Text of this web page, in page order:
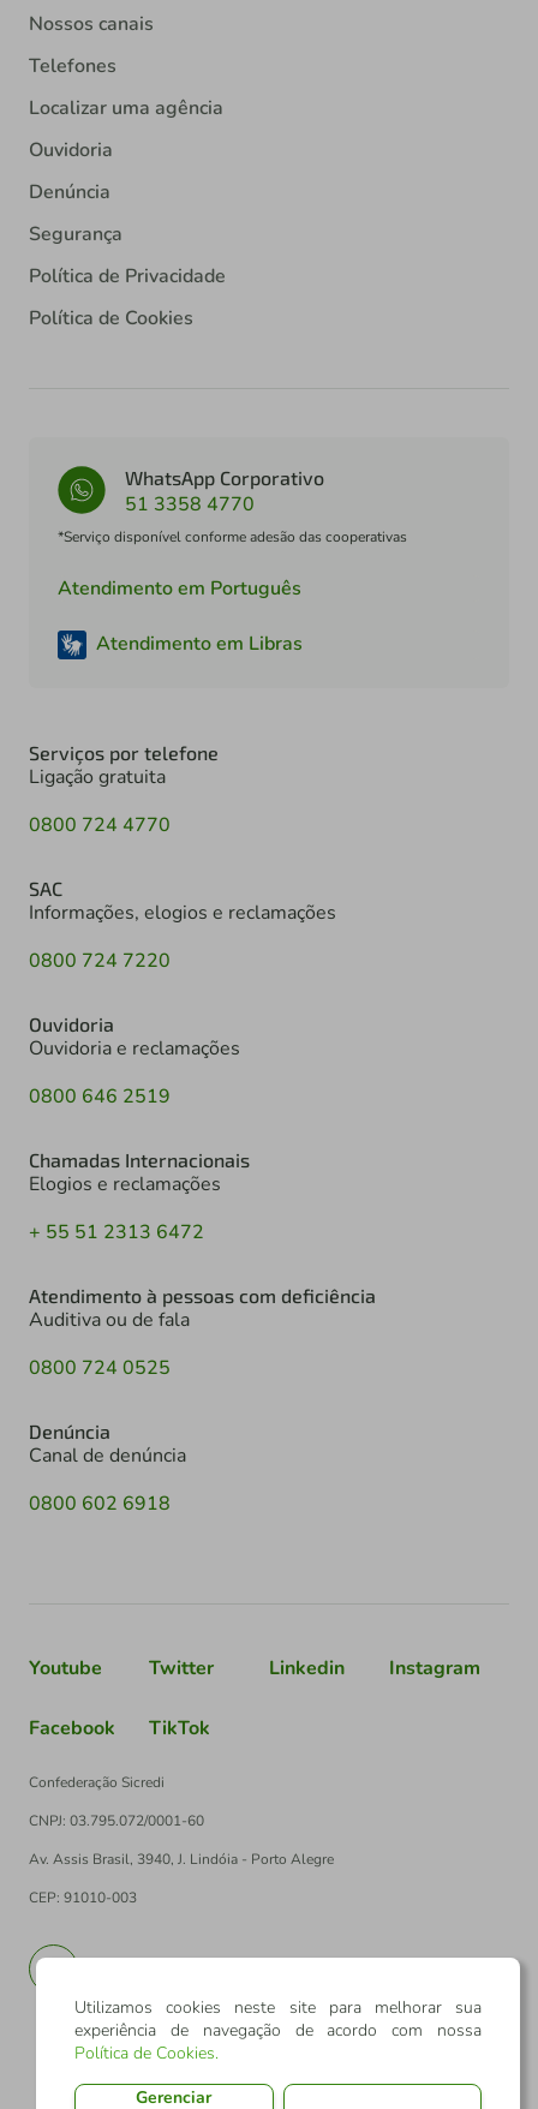
Nossos canais
Telefones
Localizar uma agência
Ouvidoria
Denúncia
Segurança
Política de Privacidade
Política de Cookies
WhatsApp Corporativo
51 3358 4770
*Serviço disponível conforme adesão das cooperativas
Atendimento em Português
Atendimento em Libras
Serviços por telefone
Ligação gratuita
0800 724 4770
SAC
Informações, elogios e reclamações
0800 724 7220
Ouvidoria
Ouvidoria e reclamações
0800 646 2519
Chamadas Internacionais
Elogios e reclamações
+ 55 51 2313 6472
Atendimento à pessoas com deficiência
Auditiva ou de fala
0800 724 0525
Denúncia
Canal de denúncia
0800 602 6918
Youtube Twitter Linkedin Instagram
Facebook TikTok
Confederação Sicredi
CNPJ: 03.795.072/0001-60
Av. Assis Brasil, 3940, J. Lindóia - Porto Alegre
CEP: 91010-003
Utilizamos cookies neste site para melhorar sua
experiência de navegação de acordo com nossa
Política de Cookies.
Gerenciar